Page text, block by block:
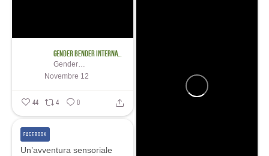
Gender Bender International Festival
Gender Bender International Festival
Novembre 12
44 4 0
Un’avventura sensoriale
FACEBOOK